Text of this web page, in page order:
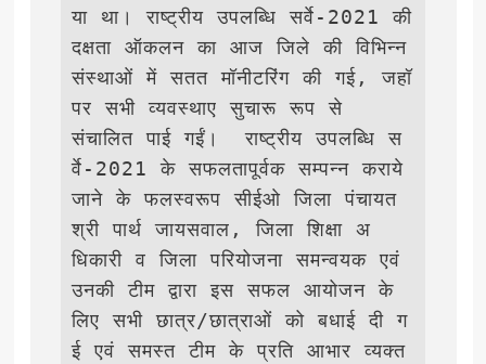
या था। राष्ट्रीय उपलब्धि सर्वे-2021 की
दक्षता ऑकलन का आज जिले की विभिन्न
संस्थाओं में सतत मॉनीटरिंग की गई, जहॉ
पर सभी व्यवस्थाए सुचारू रूप से
संचालित पाई गईं।  राष्ट्रीय उपलब्धि स
र्वे-2021 के सफलतापूर्वक सम्पन्न कराये
जाने के फलस्वरूप सीईओ जिला पंचायत
श्री पार्थ जायसवाल, जिला शिक्षा अ
धिकारी व जिला परियोजना समन्वयक एवं
उनकी टीम द्वारा इस सफल आयोजन के
लिए सभी छात्र/छात्राओं को बधाई दी ग
ई एवं समस्त टीम के प्रति आभार व्यक्त